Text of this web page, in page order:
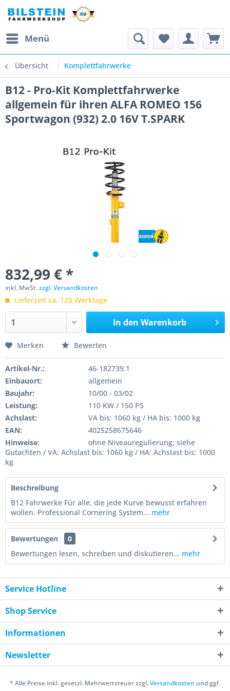
Menü
Übersicht Komplettfahrwerke
B12 - Pro-Kit Komplettfahrwerke
allgemein für ihren ALFA ROMEO 156
Sportwagon (932) 2.0 16V T.SPARK
832,99 € *
inkl. MwSt.zzgl. Versandkosten
Lieferzeit ca. 120 Werktage
In den Warenkorb
Merken Bewerten
Artikel-Nr.:
46-182739.1
Einbauort:
allgemein
Baujahr:
10/00 - 03/02
Leistung:
110 KW / 150 PS
Achslast:
VA bis: 1060 kg / HA bis: 1000 kg
EAN:
4025258675646
Hinweise:
ohne Niveauregulierung; siehe
Gutachten / VA: Achslast bis: 1060 kg / HA: Achslast bis: 1000
kg
Beschreibung
B12 Fahrwerke Für alle, die jede Kurve bewusst erfahren
wollen. Professional Cornering System... mehr
Bewertungen
0
Bewertungen lesen, schreiben und diskutieren... mehr
Service Hotline
Shop Service
Informationen
Newsletter
* Alle Preise inkl. gesetzl. Mehrwertsteuer zzgl.Versandkosten und ggf.